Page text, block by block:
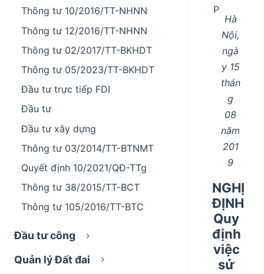
Thông tư 10/2016/TT-NHNN
Thông tư 12/2016/TT-NHNN
Thông tư 02/2017/TT-BKHDT
Thông tư 05/2023/TT-BKHDT
Đầu tư trực tiếp FDI
Đầu tư
Đầu tư xây dựng
Thông tư 03/2014/TT-BTNMT
Quyết định 10/2021/QĐ-TTg
Thông tư 38/2015/TT-BCT
Thông tư 105/2016/TT-BTC
Đầu tư công
Quản lý Đất đai
P
Hà
Nội,
ngà
y 15
thán
g
08
năm
201
9
NGHỊ
ĐỊNH
Quy
định
việc
sử